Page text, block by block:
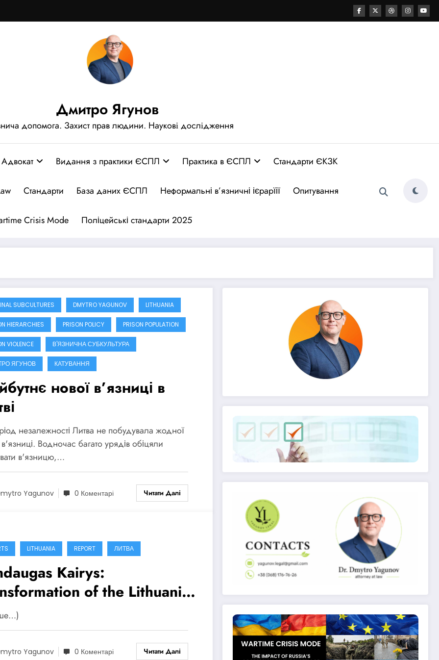
Дмитро Ягунов
допомога. Захист прав людини. Наукові дослідження
Адвокат Видання з практики ЄСПЛ Практика в ЄСПЛ Стандарти ЄКЗК
Стандарти База даних ЄСПЛ Неформальні в’язничні ієрарїії Опитування
Crisis Mode Поліцейські стандарти 2025
SUBCULTURES DMYTRO YAGUNOV LITHUANIA
HIERARCHIES PRISON POLICY PRISON POPULATION
VIOLENCE В'ЯЗНИЧНА СУБКУЛЬТУРА
ЯГУНОВ КАТУВАННЯ
нової в’язниці в
незалежності Литва не побудувала жодної
Водночас багато урядів обіцяли
в'язницю,…
Yagunov 0 Коментарі Читати Далі
LITHUANIA REPORT ЛИТВА
Kairys:
of the Lithuanian
System – Seeking
to End Torture in
Yagunov 0 Коментарі Читати Далі